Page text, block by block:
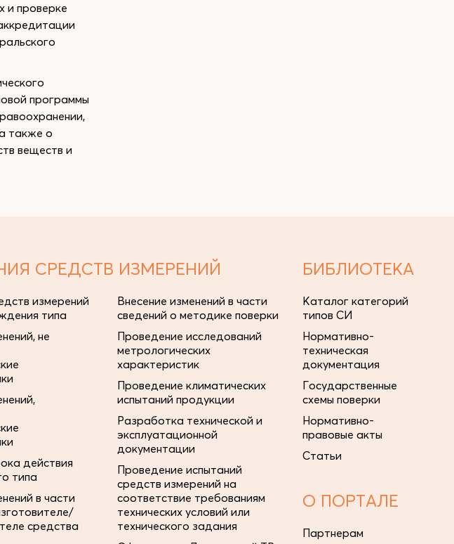
и проверке
программы
также о
веществ и
СРЕДСТВ ИЗМЕРЕНИЙ
измерений
типа
не
действия
типа
в части
средства
Внесение изменений в части
сведений о методике поверки
Проведение исследований
метрологических
характеристик
Проведение климатических
испытаний продукции
Разработка технической и
эксплуатационной
документации
Проведение испытаний
средств измерений на
соответствие требованиям
технических условий или
технического задания
БИБЛИОТЕКА
Каталог категорий
типов СИ
Нормативно-
техническая
документация
Государственные
схемы поверки
Нормативно-
правовые акты
Статьи
О ПОРТАЛЕ
Партнерам